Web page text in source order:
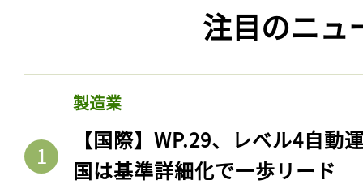
注目のニュ
製造業
【国際】WP.29、レベル4自動
国は基準詳細化で一歩リード